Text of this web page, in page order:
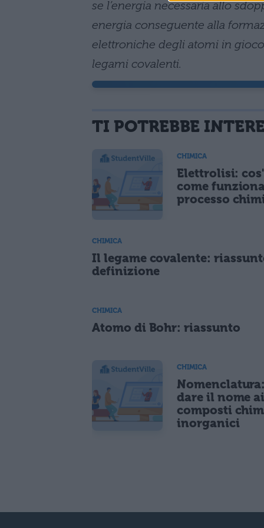
se l’energia necessaria allo
energia conseguente alla
elettroniche degli atomi in
legami covalenti.
TI POTREBBE
CHIMICA
Elettrolisi:
come
processo
CHIMICA
Il legame covalente:
definizione
CHIMICA
Atomo di Bohr: riassunto
CHIMICA
dare il nome ai
composti
inorganici